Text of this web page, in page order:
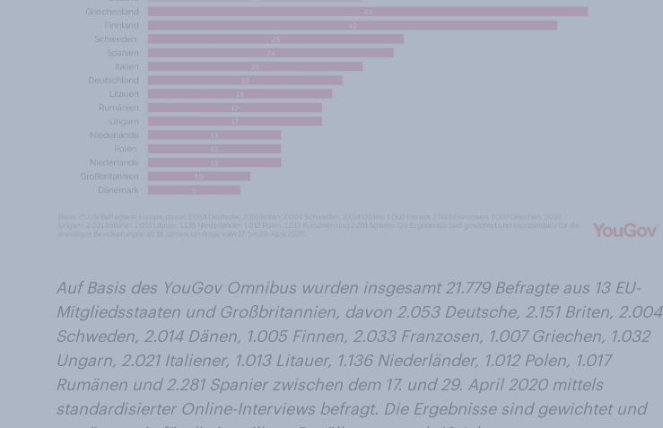
Auf Basis des YouGov Omnibus wurden insgesamt 21.779 Befragte aus 13 EU-
Mitgliedsstaaten und Großbritannien, davon 2.053 Deutsche, 2.151 Briten, 2.004
Schweden, 2.014 Dänen, 1.005 Finnen, 2.033 Franzosen, 1.007 Griechen, 1.032
Ungarn, 2.021 Italiener, 1.013 Litauer, 1.136 Niederländer, 1.012 Polen, 1.017
Rumänen und 2.281 Spanier zwischen dem 17. und 29. April 2020 mittels
standardisierter Online-Interviews befragt. Die Ergebnisse sind gewichtet und